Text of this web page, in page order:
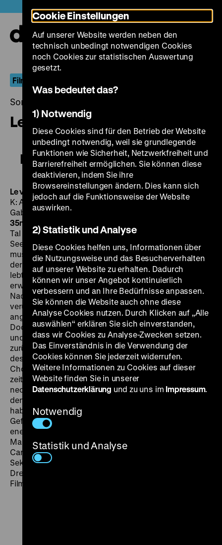
zum
Seiteninhalt
springen
Filme für das besetzte Frankreich
Sonntag, 11. Juni 2017, 18.30 - 00.00 Uhr
Le val d'enfer
Le val d'enfer
Le val d'enferF 1943, R: Maurice Tourneur, B: Carlo Rim,
K: Armand Thirard, D: Ginette Leclerc, Gabriel Gabrio,
Gabrielle Fontan, Édouard Delmont, Lucien Gallas, 88‘
35mm, OmeU
Tal der Hölle, ist ein Steinbruch und auch ein
Seelenzustand, den die Hauptfigur durchwandern
muss. Die Frau des Ingenieurs Noël Bienvenue war bei
der Geburt des gemeinsamen Sohnes gestorben. Nun
lebt Noël bei seinen Eltern. Mit dem mittlerweile
erwachsenen, kriminellen Sohn hat er gebrochen.
Nachdem ein Arbeitskollege im Steinbruch
verunglückt, sucht Noël dessen Tochter Marthe, die
angeblich als Sekretärin in der Stadt arbeitet, auf.
Doch Marthe prostituiert sich. Noël verliebt sich in sie
und möchte sie überzeugen, in den Heimatort
zurückzukommen … Kommentiert wird die Handlung
des Films von den Steinbrucharbeitern, die darin dem
Chor einer griechischen Tragödie gleichen. Die
zeitgenössische Kritik war vor allem von den
neorealistischen Anteilen des Films beeindruckt, an
denen auch die großartigen Schauspieler ihren Anteil
haben: „In einem Milieu derber Leute sind auch die
Gefühle ein wenig rauer; und sie sind umso
energischer auf Film gebannt durch die Inszenierung
Maurice Tourneurs wie durch die direkten Dialoge
Carlo Rims. Das ist niemals Theater, das hört in keiner
Sekunde auf Kino zu sein. (…) Das Tal der Hölle mag ein
Drecksloch sein, aber
Film.“ (Marcel Lapierre,
Cookie Einstellungen
Auf unserer Website werden neben den
technisch unbedingt notwendigen Cookies
noch Cookies zur statistischen Auswertung
gesetzt.
Was bedeutet das?
1) Notwendig
Diese Cookies sind für den Betrieb der Website
unbedingt notwendig, weil sie grundlegende
Funktionen wie Sicherheit, Netzwerkfreiheit und
Barrierefreiheit ermöglichen. Sie können diese
deaktivieren, indem Sie ihre
Browsereinstellungen ändern. Dies kann sich
jedoch auf die Funktionsweise der Website
auswirken.
2) Statistik und Analyse
Diese Cookies helfen uns, Informationen über
die Nutzungsweise und das Besucherverhalten
auf unserer Website zu erhalten. Dadurch
können wir unser Angebot kontinuierlich
verbessern und an Ihre Bedürfnisse anpassen.
Sie können die Website auch ohne diese
Analyse Cookies nutzen. Durch Klicken auf „Alle
auswählen“ erklären Sie sich einverstanden,
dass wir Cookies zu Analyse-Zwecken setzen.
Das Einverständnis in die Verwendung der
Cookies können Sie jederzeit widerrufen.
Weitere Informationen zu Cookies auf dieser
Website finden Sie in unserer
Datenschutzerklärung und zu uns im Impressum.
Notwendig
Statistik und Analyse